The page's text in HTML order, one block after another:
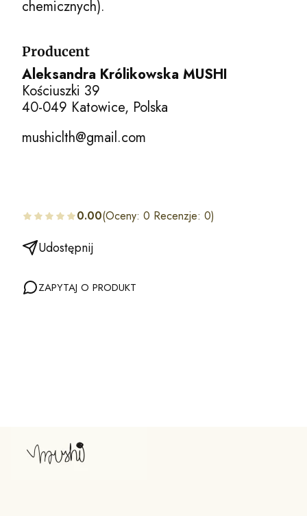
chemicznych).
Producent
Aleksandra Królikowska MUSHI
Kościuszki 39
40-049 Katowice, Polska
mushiclth@gmail.com
0.00(Oceny: 0 Recenzje: 0)
Udostępnij
ZAPYTAJ O PRODUKT